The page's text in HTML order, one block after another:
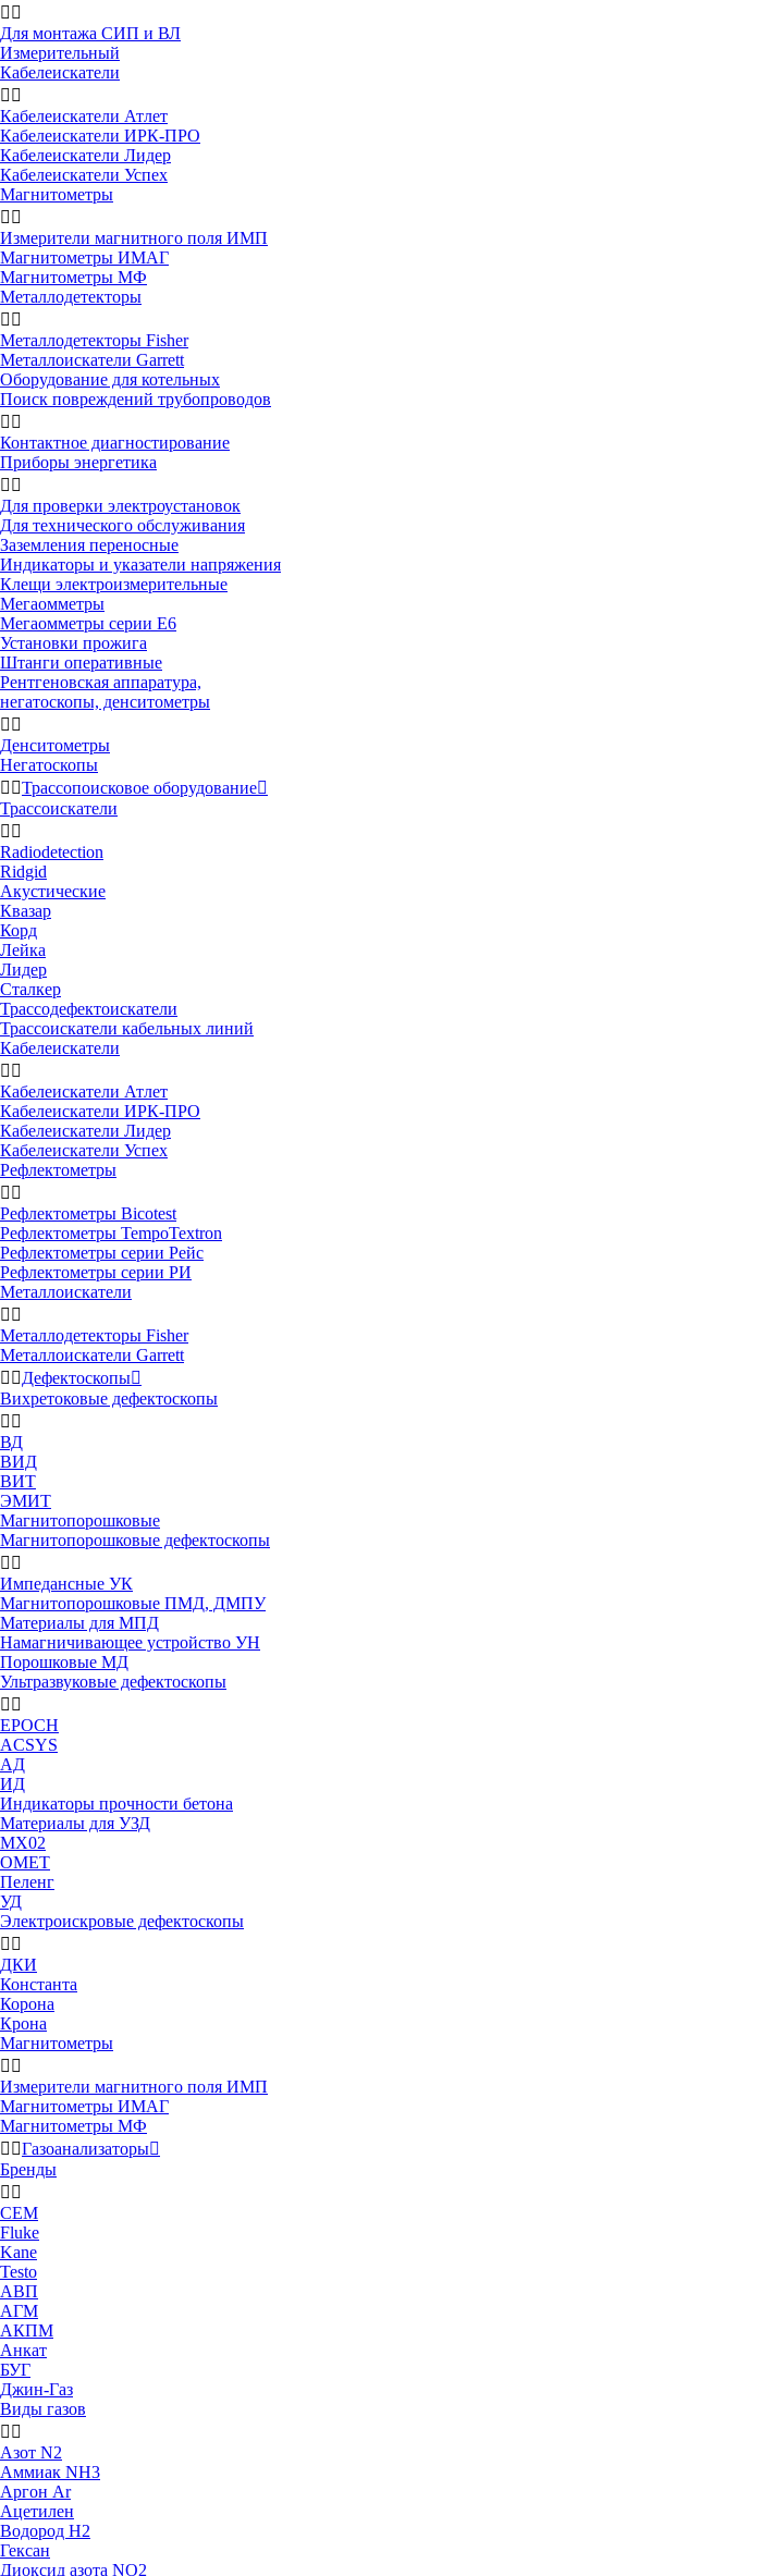
 
Для монтажа СИП и ВЛ
Измерительный
Кабелеискатели
 
Кабелеискатели Атлет
Кабелеискатели ИРК-ПРО
Кабелеискатели Лидер
Кабелеискатели Успех
Магнитометры
 
Измерители магнитного поля ИМП
Магнитометры ИМАГ
Магнитометры МФ
Металлодетекторы
 
Металлодетекторы Fisher
Металлоискатели Garrett
Оборудование для котельных
Поиск повреждений трубопроводов
 
Контактное диагностирование
Приборы энергетика
 
Для проверки электроустановок
Для технического обслуживания
Заземления переносные
Индикаторы и указатели напряжения
Клещи электроизмерительные
Мегаомметры
Мегаомметры серии Е6
Установки прожига
Штанги оперативные
Рентгеновская аппаратура,
негатоскопы, денситометры
 
Денситометры
Негатоскопы
 Трассопоисковое оборудование
Трассоискатели
 
Radiodetection
Ridgid
Акустические
Квазар
Корд
Лейка
Лидер
Сталкер
Трассодефектоискатели
Трассоискатели кабельных линий
Кабелеискатели
 
Кабелеискатели Атлет
Кабелеискатели ИРК-ПРО
Кабелеискатели Лидер
Кабелеискатели Успех
Рефлектометры
 
Рефлектометры Bicotest
Рефлектометры TempoTextron
Рефлектометры серии Рейс
Рефлектометры серии РИ
Металлоискатели
 
Металлодетекторы Fisher
Металлоискатели Garrett
 Дефектоскопы
Вихретоковые дефектоскопы
 
ВД
ВИД
ВИТ
ЭМИТ
Магнитопорошковые
Магнитопорошковые дефектоскопы
 
Импедансные УК
Магнитопорошковые ПМД, ДМПУ
Материалы для МПД
Намагничивающее устройство УН
Порошковые МД
Ультразвуковые дефектоскопы
 
EPOCH
АCSYS
АД
ИД
Индикаторы прочности бетона
Материалы для УЗД
МХ02
ОМЕТ
Пеленг
УД
Электроискровые дефектоскопы
 
ДКИ
Константа
Корона
Крона
Магнитометры
 
Измерители магнитного поля ИМП
Магнитометры ИМАГ
Магнитометры МФ
 Газоанализаторы
Бренды
 
CEM
Fluke
Kane
Testo
АВП
АГМ
АКПМ
Анкат
БУГ
Джин-Газ
Виды газов
 
Азот N2
Аммиак NH3
Аргон Ar
Ацетилен
Водород H2
Гексан
Диоксид азота NO2